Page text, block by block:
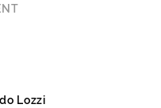
Lozzi